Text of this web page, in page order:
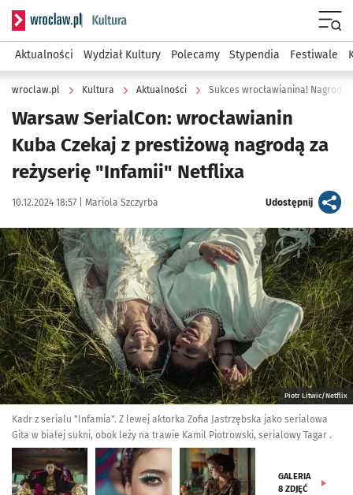
Serwis informacyjny wroclaw.pl podserwis: Kultura
Aktualności Wydział Kultury Polecamy Stypendia Festiwale
wroclaw.pl Kultura Aktualności Sukces wrocławianina! Nagroda
Warsaw SerialCon: wrocławianin
Kuba Czekaj z prestiżową nagrodą za
reżyserię "Infamii" Netflixa
Data publikacji:
10.12.2024 18:57 | Autor:
Mariola Szczyrba Udostępnijartykuł
Kliknij, aby zobaczyć galerię
Piotr Litwic/Netflix
Kadr z serialu "Infamia". Z lewej aktorka Zofia Jastrzębska jako serialowa
Gita w białej sukni, obok leży na trawie Kamil Piotrowski, serialowy Tagar .
GALERIA
8 ZDJĘĆ